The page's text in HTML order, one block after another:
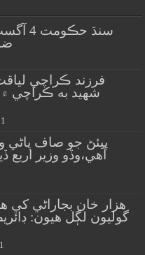
سنڌ
شهيد به ڪراچي ۾
1
پيئڻ جو صاف پاڻي
آهي،وڏو وزير
گوليون لڳل هيون:
1